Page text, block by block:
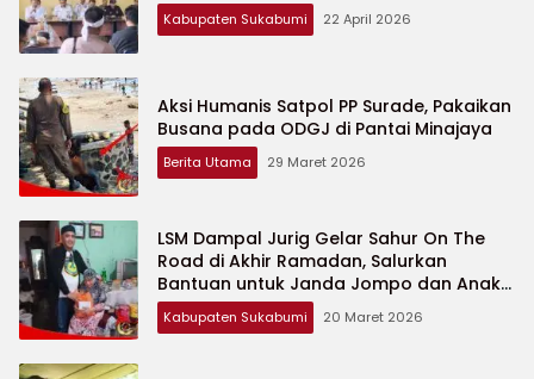
Kabupaten Sukabumi 22 April 2026
Aksi Humanis Satpol PP Surade, Pakaikan
Busana pada ODGJ di Pantai Minajaya
Berita Utama 29 Maret 2026
LSM Dampal Jurig Gelar Sahur On The
Road di Akhir Ramadan, Salurkan
Bantuan untuk Janda Jompo dan Anak
Yatim
Kabupaten Sukabumi 20 Maret 2026